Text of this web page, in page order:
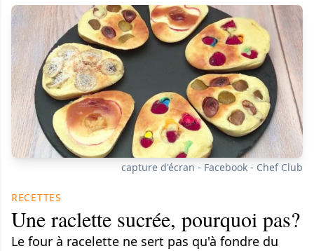
capture d'écran - Facebook - Chef Club
RECETTES
Une raclette sucrée, pourquoi pas?
Le four à racelette ne sert pas qu'à fondre du